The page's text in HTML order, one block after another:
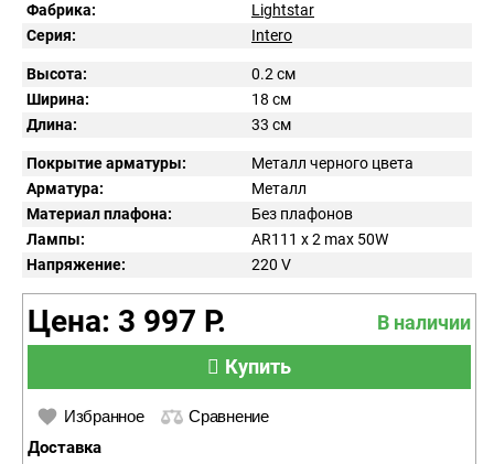
Фабрика:
Lightstar
Серия:
Intero
Высота:
0.2 см
Ширина:
18 см
Длина:
33 см
Покрытие арматуры:
Металл черного цвета
Арматура:
Металл
Материал плафона:
Без плафонов
Лампы:
AR111 x 2 max 50W
Напряжение:
220 V
Цена: 3 997 Р.
В наличии
Купить
Избранное Сравнение
Доставка